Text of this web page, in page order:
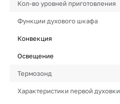
Кол-во уровней приготовления
Функции духового шкафа
Конвекция
Освещение
Термозонд
Характеристики первой духовки